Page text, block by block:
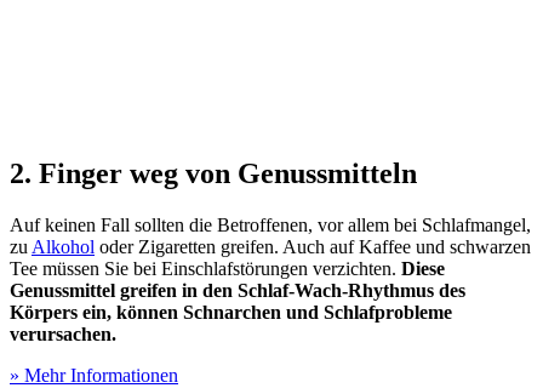
2. Finger weg von Genussmitteln
Auf keinen Fall sollten die Betroffenen, vor allem bei Schlafmangel,
zu Alkohol oder Zigaretten greifen. Auch auf Kaffee und schwarzen
Tee müssen Sie bei Einschlafstörungen verzichten. Diese
Genussmittel greifen in den Schlaf-Wach-Rhythmus des
Körpers ein, können Schnarchen und Schlafprobleme
verursachen.
» Mehr Informationen